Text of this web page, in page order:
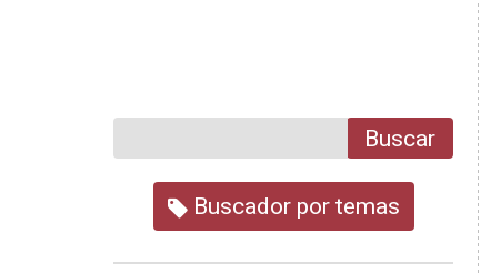
Buscar
Buscador por temas